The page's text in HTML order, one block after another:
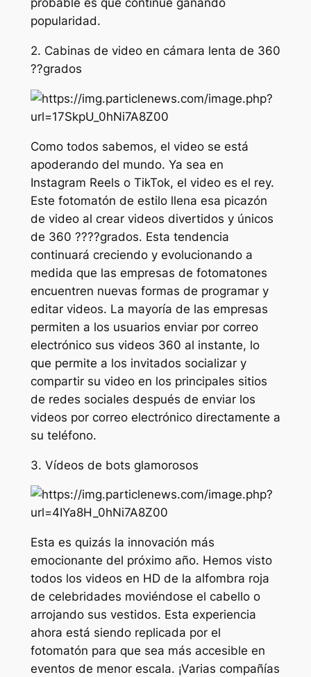
probable es que continúe ganando
popularidad.
2. Cabinas de video en cámara lenta de 360
??grados
Como todos sabemos, el video se está
apoderando del mundo. Ya sea en
Instagram Reels o TikTok, el video es el rey.
Este fotomatón de estilo llena esa picazón
de video al crear videos divertidos y únicos
de 360 ????grados. Esta tendencia
continuará creciendo y evolucionando a
medida que las empresas de fotomatones
encuentren nuevas formas de programar y
editar videos. La mayoría de las empresas
permiten a los usuarios enviar por correo
electrónico sus videos 360 al instante, lo
que permite a los invitados socializar y
compartir su video en los principales sitios
de redes sociales después de enviar los
videos por correo electrónico directamente a
su teléfono.
3. Vídeos de bots glamorosos
Esta es quizás la innovación más
emocionante del próximo año. Hemos visto
todos los videos en HD de la alfombra roja
de celebridades moviéndose el cabello o
arrojando sus vestidos. Esta experiencia
ahora está siendo replicada por el
fotomatón para que sea más accesible en
eventos de menor escala. ¡Varias compañías